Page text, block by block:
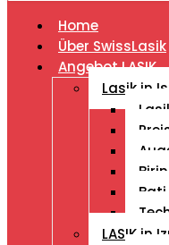
Home
Über SwissLasik
Angebot LASIK
Lasik in
LASIK in